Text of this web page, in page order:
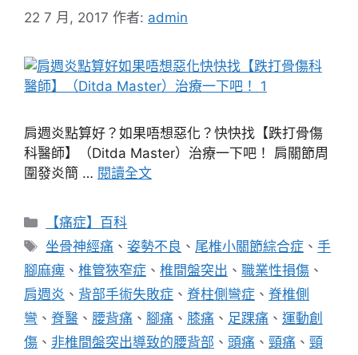
22 7 月, 2017 作者: admin
肩週炎點算好？如果唔想惡化？快快找【跌打骨傷
科醫師】（Ditda Master）治療一下吧！ 肩關節周
圍發炎簡 … 閱讀全文
分
類
【痛症】百科
標
籤
坐骨神經痛 、姿勢不良 、 尾椎小關節綜合症 、手
腳麻痺 、 椎管狹窄症 、 椎間盤突出 、 職業性損傷 、
肩週炎 、 背部手術失敗症 、 脊柱側彎症 、 脊椎側
彎 、 脊醫 、 腰背痛 、 腳痛 、 膝痛 、 足踝痛 、 運動創
傷 、 非椎間盤突出導致的腰背部 、 頭痛 、 頸痛 、 頸